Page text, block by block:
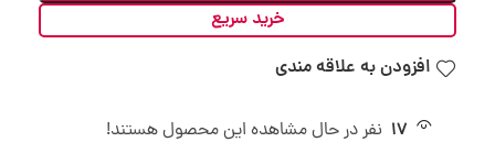
خرید سریع
افزودن به علاقه مندی
17 نفر در حال مشاهده این محصول هستند!